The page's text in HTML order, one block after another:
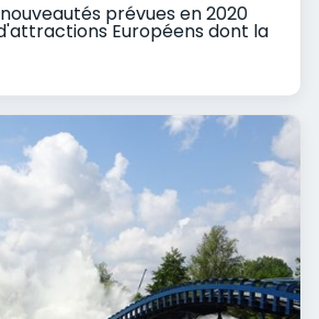
prévues en 2020
Européens dont la